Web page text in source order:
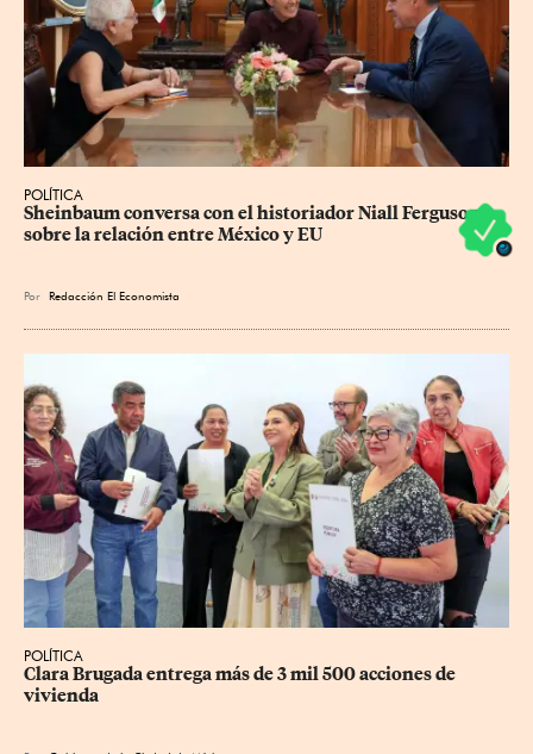
POLÍTICA
Sheinbaum conversa con el historiador Niall Ferguson
sobre la relación entre México y EU
Por Redacción El Economista
POLÍTICA
Clara Brugada entrega más de 3 mil 500 acciones de
vivienda